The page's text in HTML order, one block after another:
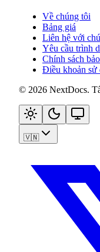
Về chúng tôi
Bảng giá
Liên hệ với
Yêu cầu trình
Chính sách
Điều khoản sử
© 2026 NextDocs.
🇻🇳